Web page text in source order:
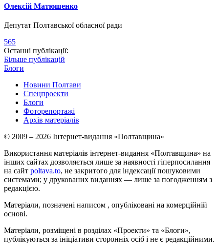
Олексій Матюшенко
Депутат Полтавської обласної ради
565
Останні публікації:
Більше публікацій
Блоги
Новини Полтави
Спецпроекти
Блоги
Фоторепортажі
Архів матеріалів
© 2009 – 2026 Інтернет-видання «Полтавщина»
Використання матеріалів інтернет-видання «Полтавщина» на
інших сайтах дозволяється лише за наявності гіперпосилання
на сайт poltava.to, не закритого для індексації пошуковими
системами; у друкованих виданнях — лише за погодженням з
редакцією.
Матеріали, позначені написом , опубліковані на комерційній
основі.
Матеріали, розміщені в розділах «Проекти» та «Блоги»,
публікуються за ініціативи сторонніх осіб і не є редакційними.